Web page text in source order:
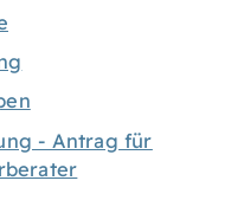
- Antrag für